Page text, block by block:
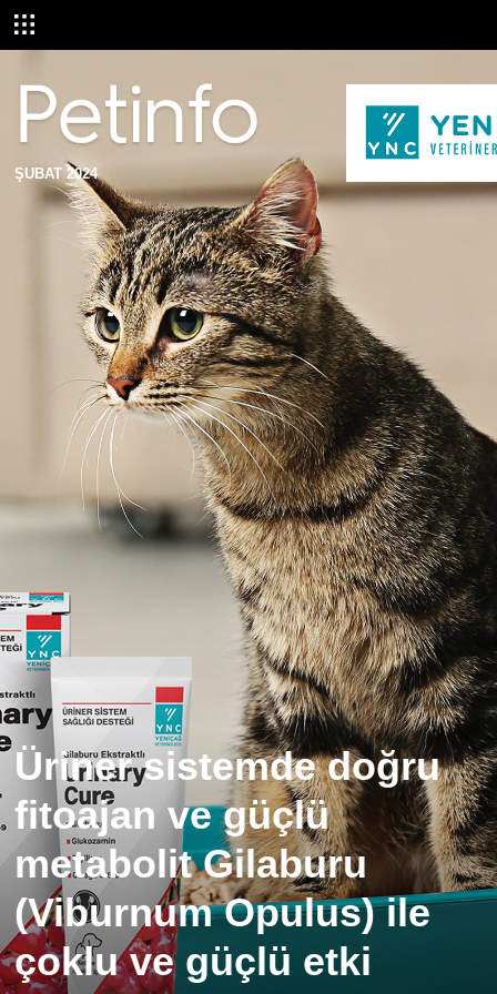
ŞUBAT 2024
Üriner sistemde doğru
fitoajan ve güçlü
metabolit Gilaburu
(Viburnum Opulus) ile
çoklu ve güçlü etki